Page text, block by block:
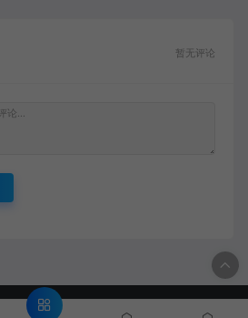
暂无评论
www.bpvips.cn & Theme. All rights